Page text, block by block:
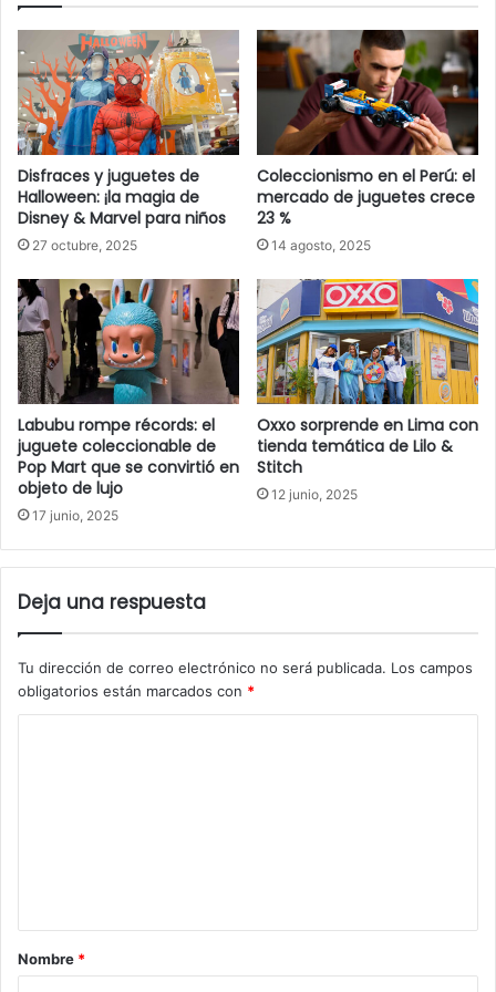
Disfraces y juguetes de
Halloween: ¡la magia de
Disney & Marvel para niños
27 octubre, 2025
Coleccionismo en el Perú: el
mercado de juguetes crece
23 %
14 agosto, 2025
Labubu rompe récords: el
juguete coleccionable de
Pop Mart que se convirtió en
objeto de lujo
17 junio, 2025
Oxxo sorprende en Lima con
tienda temática de Lilo &
Stitch
12 junio, 2025
Deja una respuesta
Tu dirección de correo electrónico no será publicada. Los campos
obligatorios están marcados con *
a
r
Nombre *